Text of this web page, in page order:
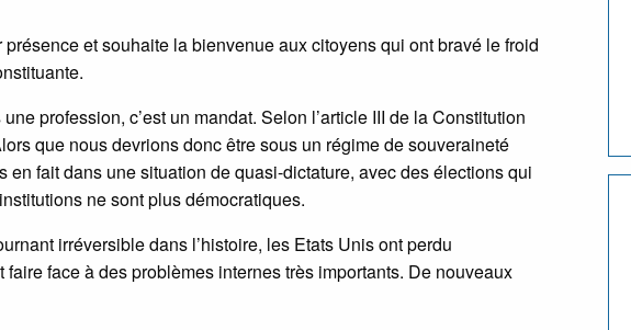
et souhaite la bienvenue aux citoyens qui ont bravé le froid
profession, c’est un mandat. Selon l’article III de la Constitution
que nous devrions donc être sous un régime de souveraineté
fait dans une situation de quasi-dictature, avec des élections qui
ne sont plus démocratiques.
irréversible dans l’histoire, les Etats Unis ont perdu
face à des problèmes internes très importants. De nouveaux